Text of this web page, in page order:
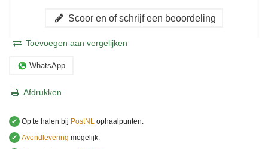
Scoor en of schrijf een beoordeling
Toevoegen aan vergelijken
WhatsApp
Afdrukken
✔ Op te halen bij PostNL ophaalpunten.
✔ Avondlevering mogelijk.